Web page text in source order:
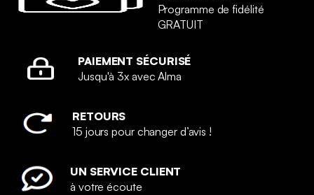
Programme de fidélité
GRATUIT
PAIEMENT SÉCURISÉ
Jusqu'à 3x avec Alma
RETOURS
15 jours pour changer d’avis !
UN SERVICE CLIENT
à votre écoute